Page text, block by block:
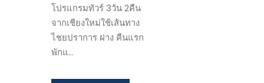
โปรแกรมทัวร์ 3วัน 2คืน
จากเชียงใหม่ใช้เส้นทาง
ไชยปราการ ฝาง คืนแรก
พักแ...